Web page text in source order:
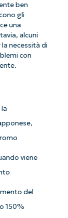
ben
gli
una
alcuni
necessità di
con
viene
del
150%